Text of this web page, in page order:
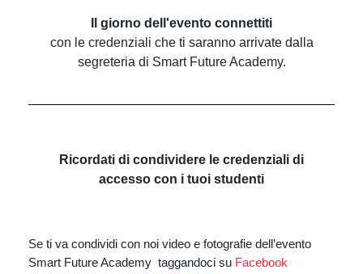
Il giorno dell'evento connettiti
con le credenziali che ti saranno arrivate dalla
segreteria di Smart Future Academy.
Ricordati di condividere le credenziali di
accesso con i tuoi studenti
Se ti va condividi con noi video e fotografie dell’evento
Smart Future Academy taggandoci su Facebook